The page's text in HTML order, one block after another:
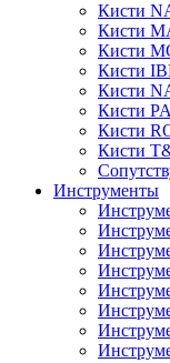
Кисти
Кисти
Кисти
Кисти
Кисти
Кисти
Кисти
Кисти
Инструменты